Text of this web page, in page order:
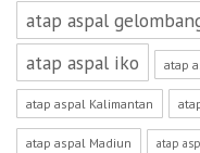
atap aspal
atap aspal iko atap
atap aspal Kalimantan
atap aspal Madiun atap